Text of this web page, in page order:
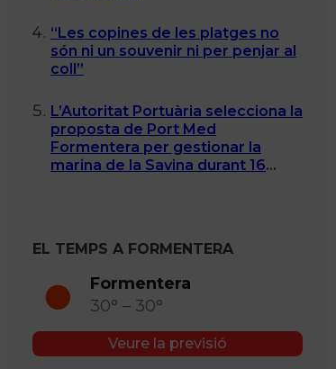
“Les copines de les platges no
són ni un souvenir ni per penjar al
coll”
L’Autoritat Portuària selecciona la
proposta de Port Med
Formentera per gestionar la
marina de la Savina durant 16
EL TEMPS A FORMENTERA
Formentera
30° – 30°
Veure la previsió